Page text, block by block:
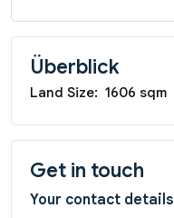
Überblick
Land Size: 1606 sqm
Get in touch
Your contact details